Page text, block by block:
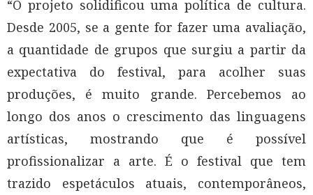
“O projeto solidificou uma política de cultura.
Desde 2005, se a gente for fazer uma avaliação,
a quantidade de grupos que surgiu a partir da
expectativa do festival, para acolher suas
produções, é muito grande. Percebemos ao
longo dos anos o crescimento das linguagens
artísticas, mostrando que é possível
profissionalizar a arte. É o festival que tem
trazido espetáculos atuais, contemporâneos,